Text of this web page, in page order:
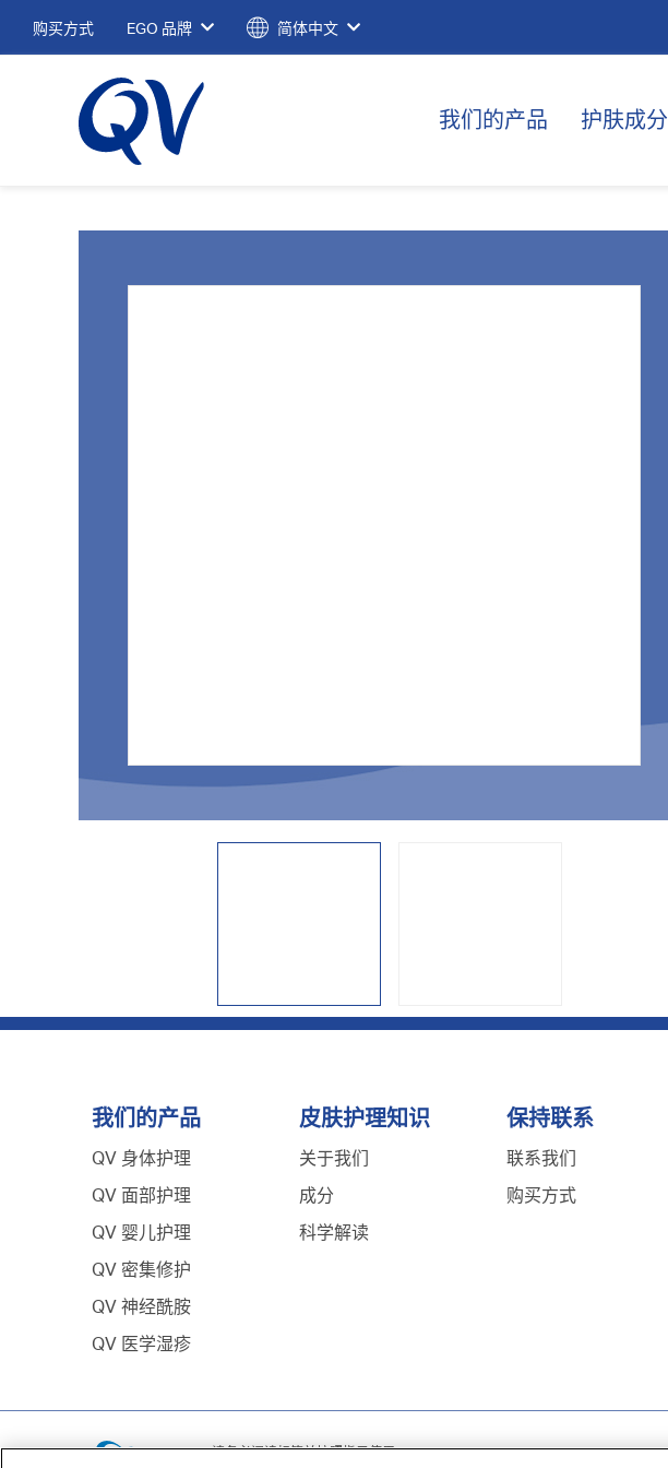
购买方式 EGO 品牌 简体中文
我们的产品 护肤成分
我们的产品
QV 身体护理
QV 面部护理
QV 婴儿护理
QV 密集修护
QV 神经酰胺
QV 医学湿疹
皮肤护理知识
关于我们
成分
科学解读
保持联系
联系我们
购买方式
请务必阅读标签并按照指示使用。